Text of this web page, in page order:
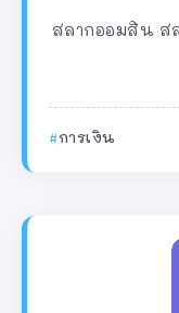
สลากออมสิน ส
การเงิน